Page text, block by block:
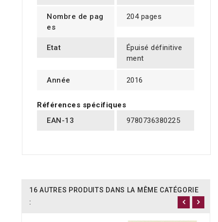
Nombre de pag
es
204 pages
Etat
Épuisé définitive
ment
Année 2016
Références spécifiques
EAN-13
9780736380225
16 AUTRES PRODUITS DANS LA MÊME CATÉGORIE
: